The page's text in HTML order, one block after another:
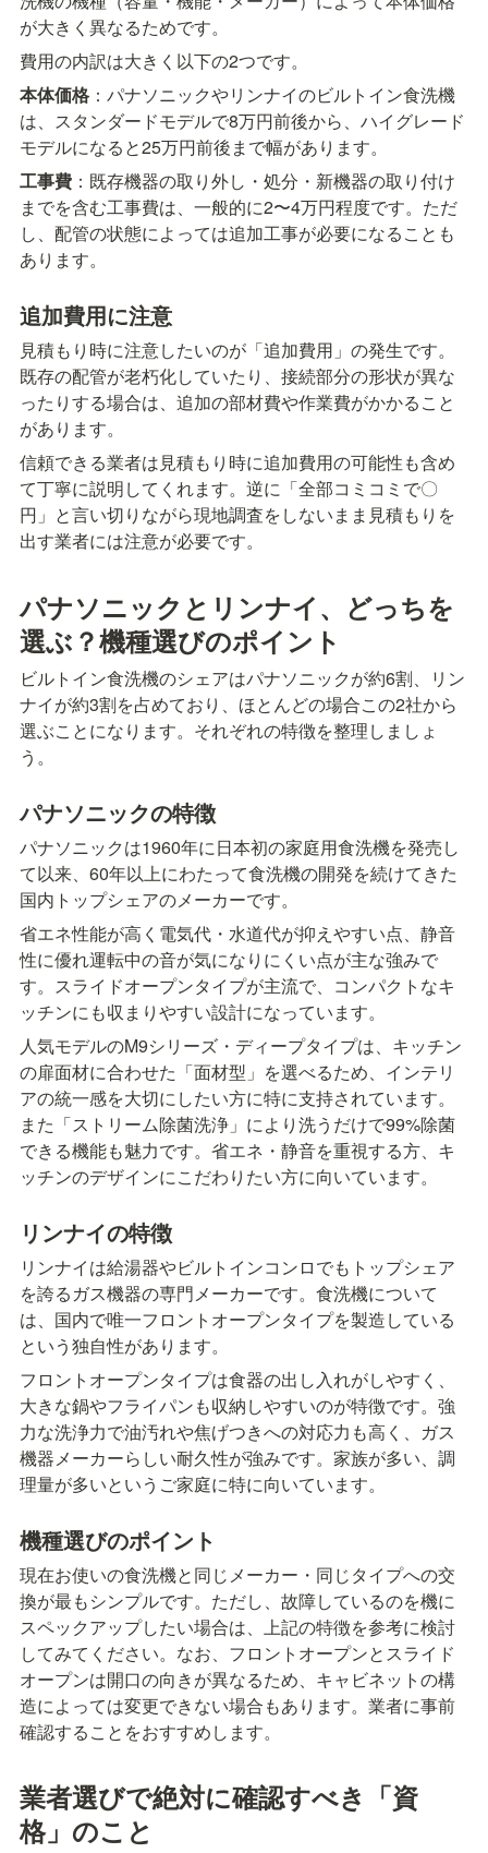
が大きく異なるためです。
費用の内訳は大きく以下の2つです。
本体価格 ：パナソニックやリンナイのビルトイン食洗機
は、スタンダードモデルで8万円前後から、ハイグレード
モデルになると25万円前後まで幅があります。
工事費 ：既存機器の取り外し・処分・新機器の取り付け
までを含む工事費は、一般的に2〜4万円程度です。ただ
し、配管の状態によっては追加工事が必要になることも
あります。
追加費用に注意
見積もり時に注意したいのが「追加費用」の発生です。
既存の配管が老朽化していたり、接続部分の形状が異な
ったりする場合は、追加の部材費や作業費がかかること
があります。
信頼できる業者は見積もり時に追加費用の可能性も含め
て丁寧に説明してくれます。逆に「全部コミコミで〇
円」と言い切りながら現地調査をしないまま見積もりを
出す業者には注意が必要です。
パナソニックとリンナイ、どっちを
選ぶ？機種選びのポイント
ビルトイン食洗機のシェアはパナソニックが約6割、リン
ナイが約3割を占めており、ほとんどの場合この2社から
選ぶことになります。それぞれの特徴を整理しましょ
う。
パナソニックの特徴
パナソニックは1960年に日本初の家庭用食洗機を発売し
て以来、60年以上にわたって食洗機の開発を続けてきた
国内トップシェアのメーカーです。
省エネ性能が高く電気代・水道代が抑えやすい点、静音
性に優れ運転中の音が気になりにくい点が主な強みで
す。スライドオープンタイプが主流で、コンパクトなキ
ッチンにも収まりやすい設計になっています。
人気モデルのM9シリーズ・ディープタイプは、キッチン
の扉面材に合わせた「面材型」を選べるため、インテリ
アの統一感を大切にしたい方に特に支持されています。
また「ストリーム除菌洗浄」により洗うだけで99%除菌
できる機能も魅力です。省エネ・静音を重視する方、キ
ッチンのデザインにこだわりたい方に向いています。
リンナイの特徴
リンナイは給湯器やビルトインコンロでもトップシェア
を誇るガス機器の専門メーカーです。食洗機について
は、国内で唯一フロントオープンタイプを製造している
という独自性があります。
フロントオープンタイプは食器の出し入れがしやすく、
大きな鍋やフライパンも収納しやすいのが特徴です。強
力な洗浄力で油汚れや焦げつきへの対応力も高く、ガス
機器メーカーらしい耐久性が強みです。家族が多い、調
理量が多いというご家庭に特に向いています。
機種選びのポイント
現在お使いの食洗機と同じメーカー・同じタイプへの交
換が最もシンプルです。ただし、故障しているのを機に
スペックアップしたい場合は、上記の特徴を参考に検討
してみてください。なお、フロントオープンとスライド
オープンは開口の向きが異なるため、キャビネットの構
造によっては変更できない場合もあります。業者に事前
確認することをおすすめします。
業者選びで絶対に確認すべき「資
格」のこと